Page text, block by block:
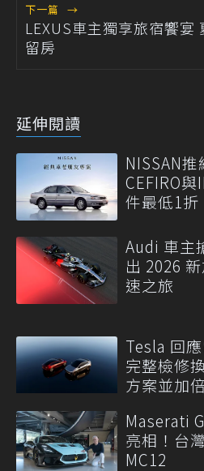
下一篇 →
LEXUS車主獨享旅宿饗宴
留房
延伸閱讀
NISSAN
CEFIRO
件最低1折
Audi 車主
出 2026
速之旅
Tesla 回
完整檢修
方案並加
Maserati
亮相！台
MC12